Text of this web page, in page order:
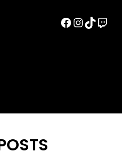
Facebook